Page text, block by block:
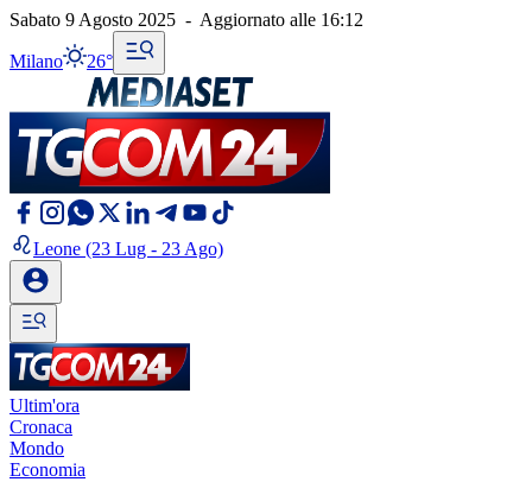
Sabato 9 Agosto 2025 - Aggiornato alle 16:12
Milano 26°
Leone (23 Lug - 23 Ago)
Ultim'ora
Cronaca
Mondo
Economia